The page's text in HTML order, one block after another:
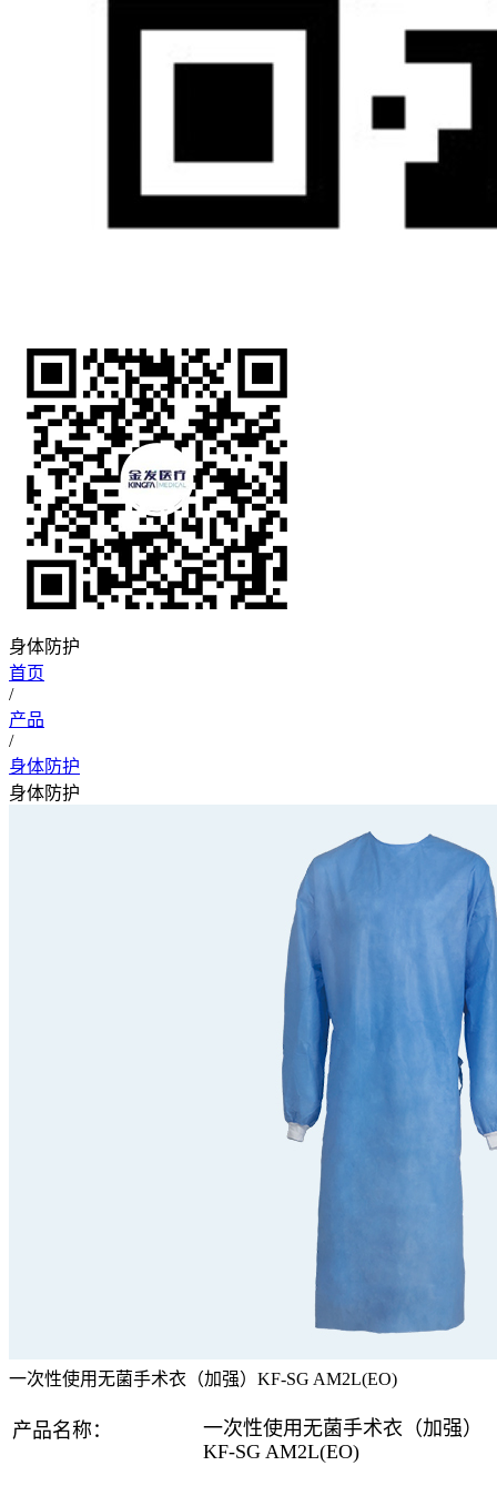
身体防护
首页
/
产品
/
身体防护
身体防护
一次性使用无菌手术衣（加强）KF-SG AM2L(EO)
产品名称 ：
一次性使用无菌手术衣（加强）
KF-SG AM2L(EO)